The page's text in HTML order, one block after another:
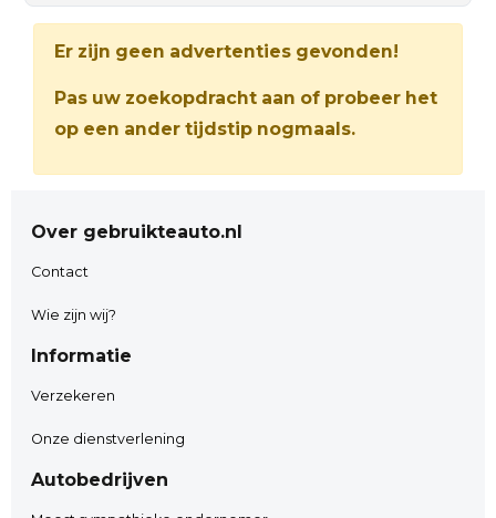
Er zijn geen advertenties gevonden!
Pas uw zoekopdracht aan of probeer het
op een ander tijdstip nogmaals.
Over gebruikteauto.nl
Contact
Wie zijn wij?
Informatie
Verzekeren
Onze dienstverlening
Autobedrijven